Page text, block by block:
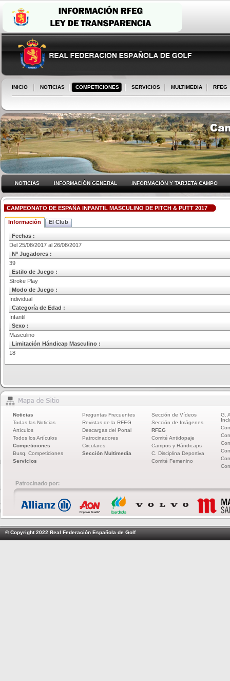
INICIO NOTICIAS COMPETICIONES SERVICIOS MULTIMEDIA RFEG
NOTICIAS INFORMACIÓN GENERAL INFORMACIÓN Y TARJETA CAMPO
CAMPEONATO DE ESPAÑA INFANTIL MASCULINO DE PITCH & PUTT 2017
Información El Club
Fechas :
Del 25/08/2017 al 26/08/2017
Nº Jugadores :
39
Estilo de Juego :
Stroke Play
Modo de Juego :
Individual
Categoría de Edad :
Infantil
Sexo :
Masculino
Limitación Hándicap Masculino :
18
Noticias
Todas las Noticias
Artículos
Todos los Artículos
Competiciones
Busq. Competiciones
Servicios
Preguntas Frecuentes
Revistas de la RFEG
Descargas del Portal
Patrocinadores
Circulares
Sección Multimedia
Sección de Vídeos
Sección de Imágenes
RFEG
Comité Antidopaje
Campos y Hándicaps
C. Disciplina Deportiva
Comité Femenino
G.
© Copyright 2022 Real Federación Española de Golf